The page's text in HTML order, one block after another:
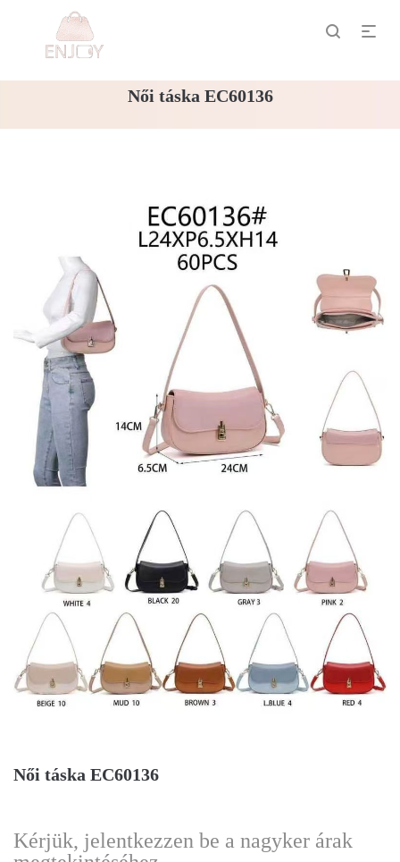
Női táska EC60136
Női táska EC60136
Kérjük, jelentkezzen be a nagyker árak